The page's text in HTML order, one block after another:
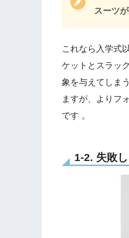
スーツ
これなら入学式
ケットとスラッ
象を与えてしま
ますが、よりフ
です 。
1-2. 失敗